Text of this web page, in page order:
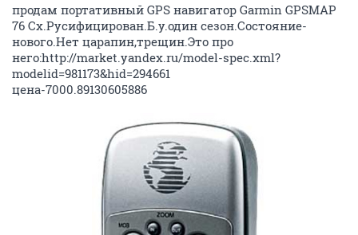
продам портативный GPS навигатор Garmin GPSMAP
76 Cx.Русифицирован.Б.у.один сезон.Состояние-
нового.Нет царапин,трещин.Это про
него:http://market.yandex.ru/model-spec.xml?
modelid=981173&hid=294661
цена-7000.89130605886